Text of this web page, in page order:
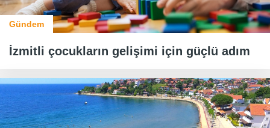
Gündem
İzmitli çocukların gelişimi için güçlü adım